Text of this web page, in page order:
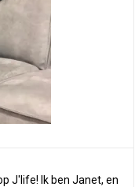
J'life! Ik ben Janet, en